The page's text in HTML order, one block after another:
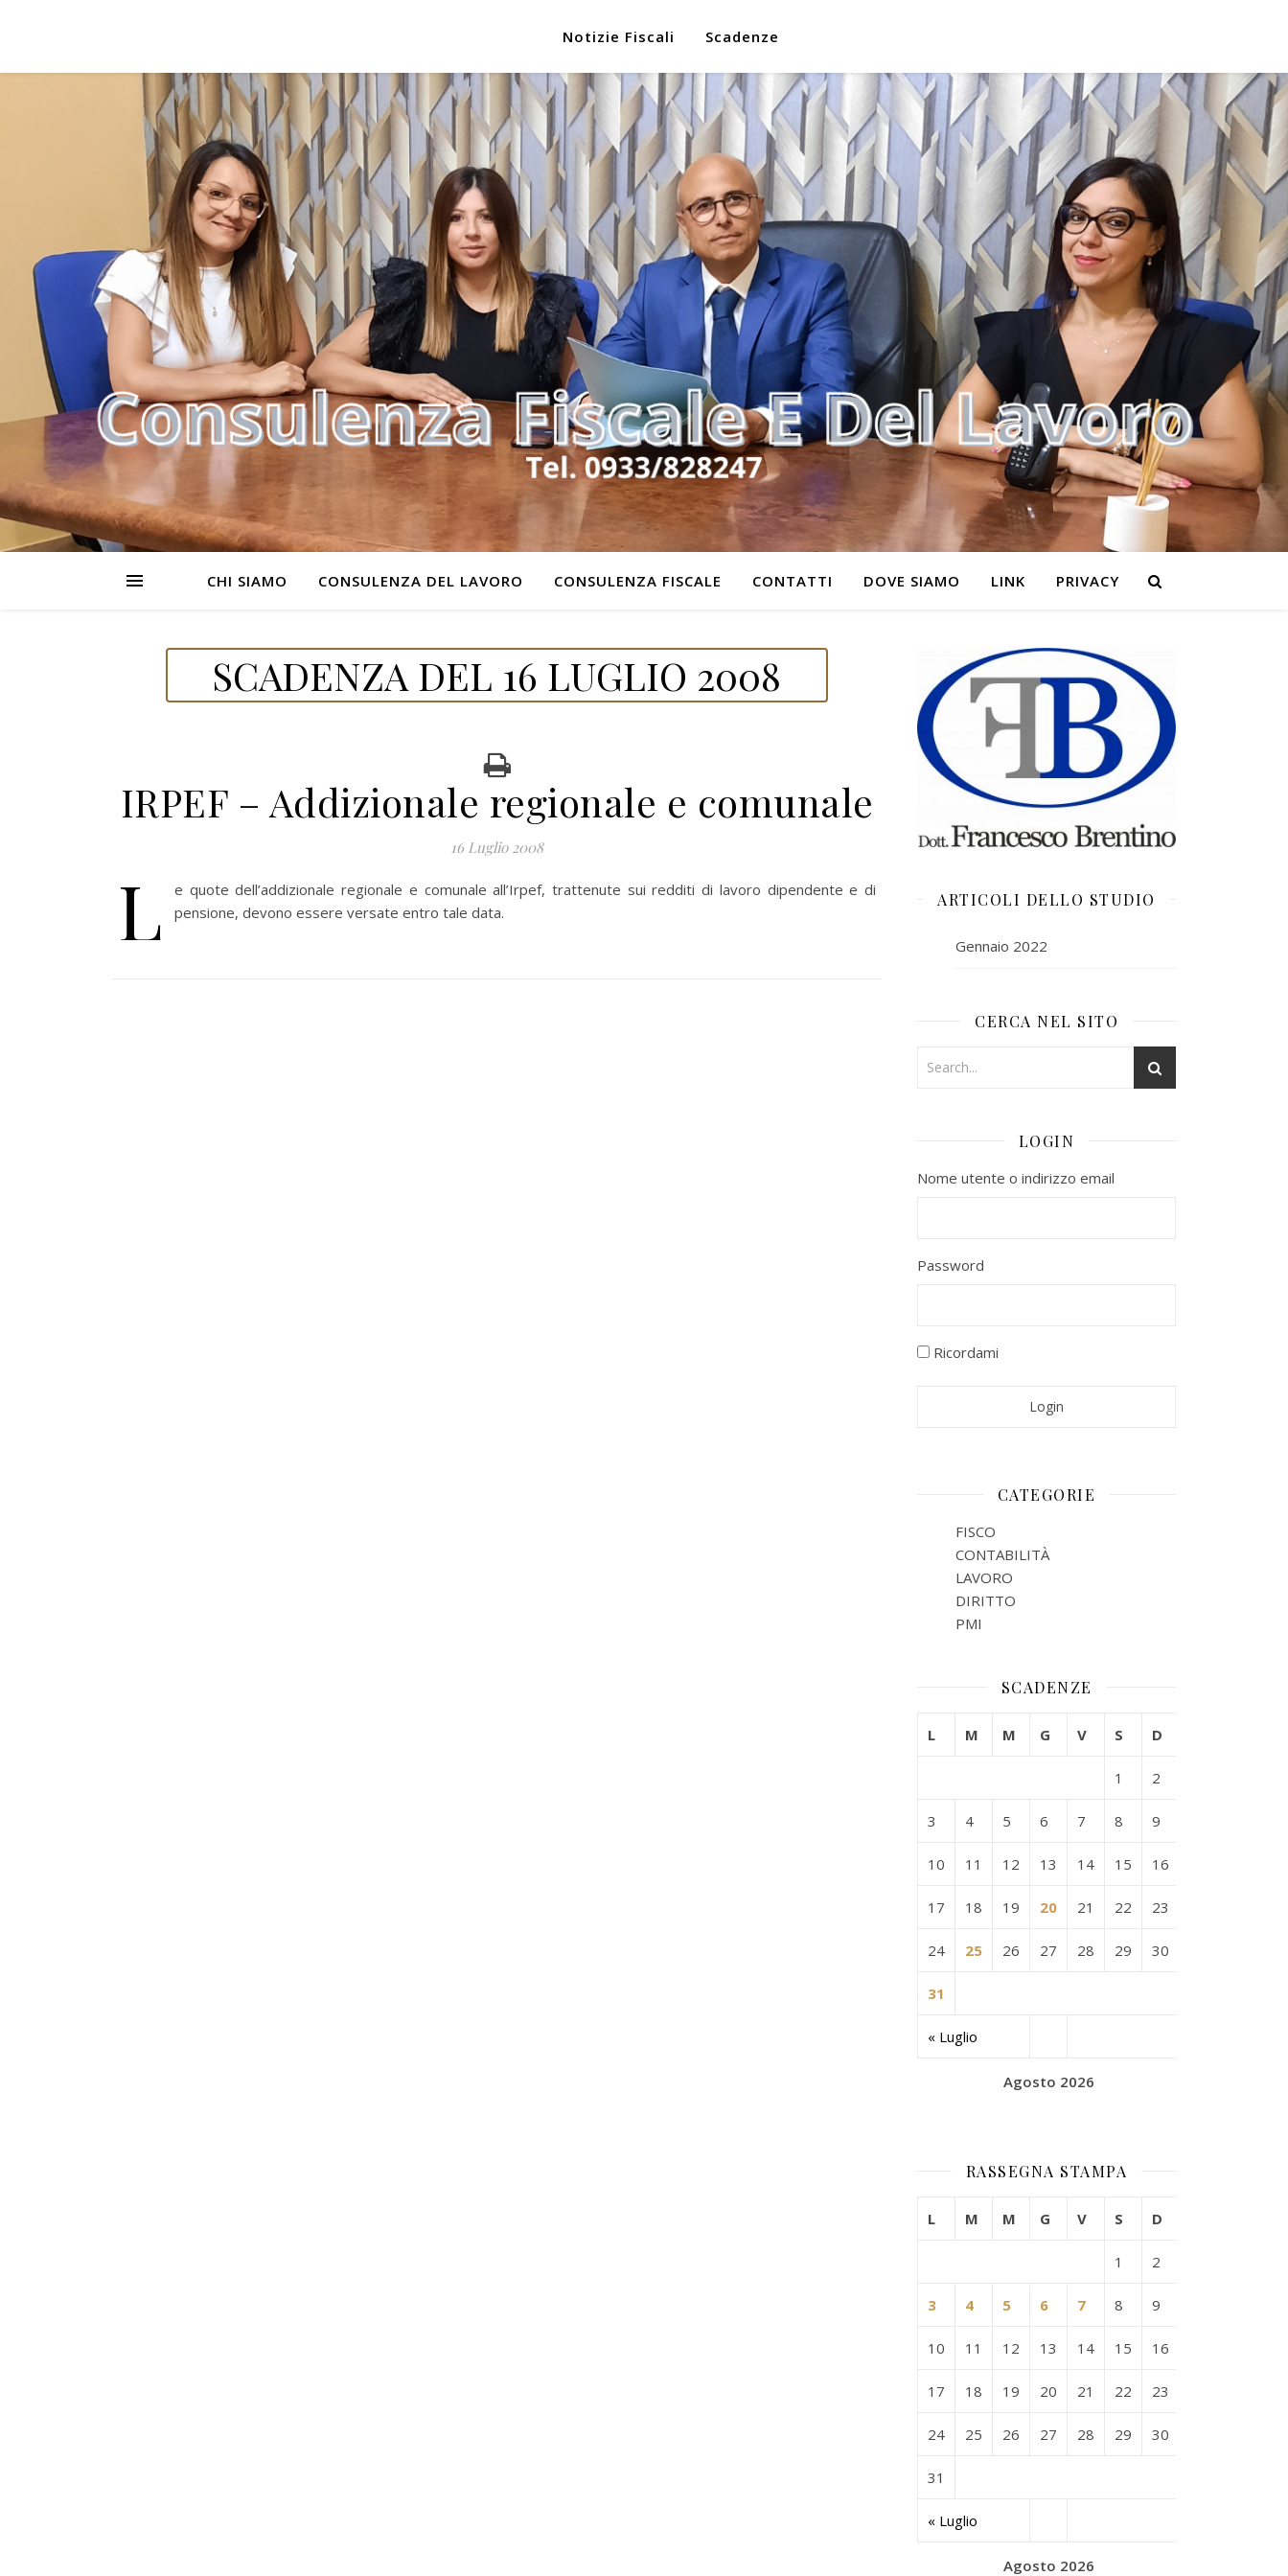
Notizie Fiscali Scadenze
CHI SIAMO CONSULENZA DEL LAVORO CONSULENZA FISCALE CONTATTI DOVE SIAMO LINK PRIVACY
SCADENZA DEL 16 LUGLIO 2008
IRPEF – Addizionale regionale e comunale
16 Luglio 2008
L
e quote dell’addizionale regionale e comunale all’Irpef, trattenute sui redditi di lavoro dipendente e di
pensione, devono essere versate entro tale data.
ARTICOLI DELLO STUDIO
Gennaio 2022
CERCA NEL SITO
LOGIN
Nome utente o indirizzo email
Password
Ricordami
CATEGORIE
FISCO
CONTABILITÀ
LAVORO
DIRITTO
PMI
SCADENZE
Agosto 2026
L M M G V S D
« Luglio
1 2
3 4 5 6 7 8 9
10 11 12 13 14 15 16
17 18 19 20 21 22 23
24 25 26 27 28 29 30
31
RASSEGNA STAMPA
Agosto 2026
L M M G V S D
« Luglio
1 2
3 4 5 6 7 8 9
10 11 12 13 14 15 16
17 18 19 20 21 22 23
24 25 26 27 28 29 30
31